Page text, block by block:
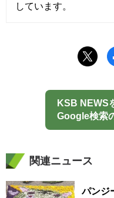
しています。
KSB NEWS
Google検索
関連ニュース
パンジ